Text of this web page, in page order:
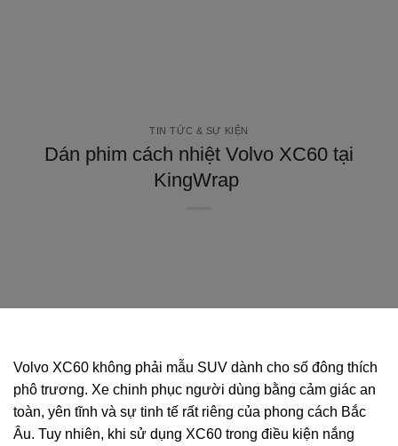
TIN TỨC & SỰ KIỆN
Dán phim cách nhiệt Volvo XC60 tại
KingWrap
Volvo XC60 không phải mẫu SUV dành cho số đông thích
phô trương. Xe chinh phục người dùng bằng cảm giác an
toàn, yên tĩnh và sự tinh tế rất riêng của phong cách Bắc
Âu. Tuy nhiên, khi sử dụng XC60 trong điều kiện nắng